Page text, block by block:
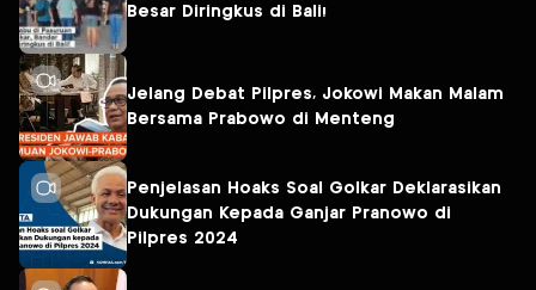
Besar Diringkus di Bali!
Jelang Debat Pilpres, Jokowi Makan Malam
Bersama Prabowo di Menteng
Penjelasan Hoaks Soal Golkar Deklarasikan
Dukungan Kepada Ganjar Pranowo di
Pilpres 2024